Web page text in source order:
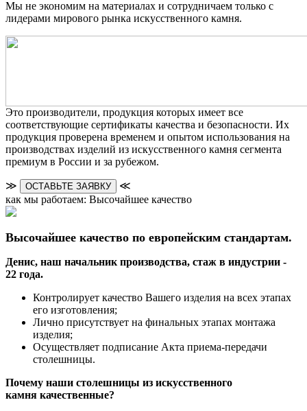
Мы не экономим на материалах и сотрудничаем только с
лидерами мирового рынка искусственного камня.
Это производители, продукция которых имеет все
соответствующие сертификаты качества и безопасности. Их
продукция проверена временем и опытом использования на
производствах изделий из искусственного камня сегмента
премиум в России и за рубежом.
≫ ОСТАВЬТЕ ЗАЯВКУ
≪
как мы работаем: Высочайшее качество
Высочайшее качество по европейским стандартам.
Денис, наш начальник производства, стаж в индустрии -
22 года.
Контролирует качество Вашего изделия на всех этапах
его изготовления;
Лично присутствует на финальных этапах монтажа
изделия;
Осуществляет подписание Акта приема-передачи
столешницы.
Почему наши столешницы из искусственного
камня качественные?